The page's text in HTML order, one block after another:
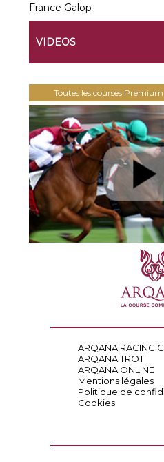
France Galop
VIDEOS
Toutes les courses
ARQANA RACING
ARQANA TROT
ARQANA ONLINE
Mentions légales
Politique de
Cookies